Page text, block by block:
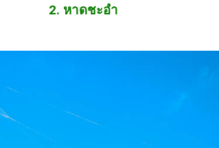
2. หาดชะอำ